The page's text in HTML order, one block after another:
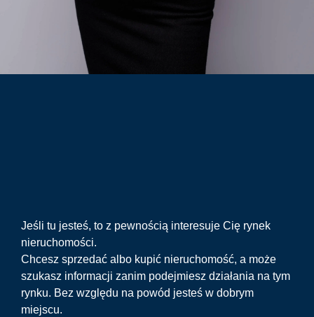
Jeśli tu jesteś, to z pewnością interesuje Cię rynek
nieruchomości.
Chcesz sprzedać albo kupić nieruchomość, a może
szukasz informacji zanim podejmiesz działania na tym
rynku. Bez względu na powód jesteś w dobrym
miejscu.